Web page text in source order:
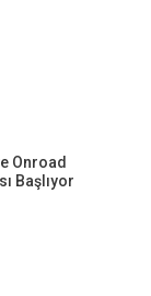
Onroad
Başlıyor